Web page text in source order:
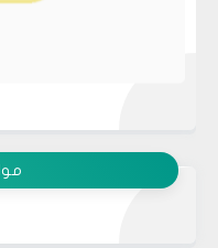
انت
08
02 2022
حلولي
جرب